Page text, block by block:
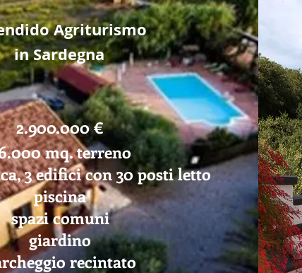
Agriturismo
in Sardegna
2.900.000 €
mq. terreno
3 edifici con 30 posti letto
piscina
spazi comuni
giardino
recintato